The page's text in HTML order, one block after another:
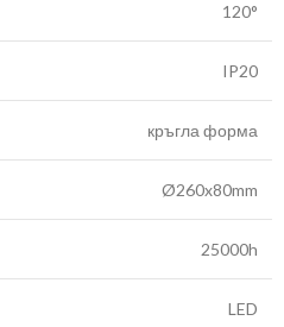
120°
IP20
кръгла форма
Ø260x80mm
25000h
LED